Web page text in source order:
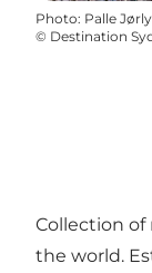
Photo: Palle
© Destination
Collection of
the world.